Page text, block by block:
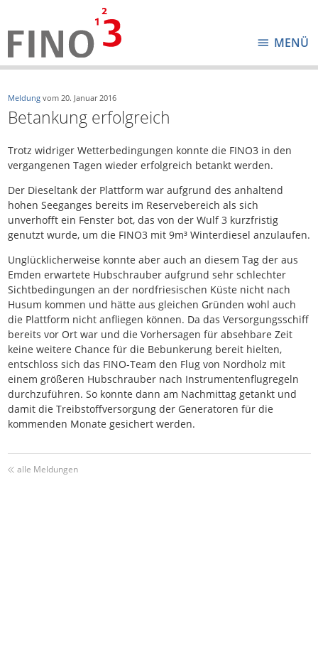
MENÜ
Meldungvom 20. Januar 2016
Betankung erfolgreich
Trotz widriger Wetterbedingungen konnte die FINO3 in den
vergangenen Tagen wieder erfolgreich betankt werden.
Der Dieseltank der Plattform war aufgrund des anhaltend
hohen Seeganges bereits im Reservebereich als sich
unverhofft ein Fenster bot, das von der Wulf 3 kurzfristig
genutzt wurde, um die FINO3 mit 9m³ Winterdiesel anzulaufen.
Unglücklicherweise konnte aber auch an diesem Tag der aus
Emden erwartete Hubschrauber aufgrund sehr schlechter
Sichtbedingungen an der nordfriesischen Küste nicht nach
Husum kommen und hätte aus gleichen Gründen wohl auch
die Plattform nicht anfliegen können. Da das Versorgungsschiff
bereits vor Ort war und die Vorhersagen für absehbare Zeit
keine weitere Chance für die Bebunkerung bereit hielten,
entschloss sich das FINO-Team den Flug von Nordholz mit
einem größeren Hubschrauber nach Instrumentenflugregeln
durchzuführen. So konnte dann am Nachmittag getankt und
damit die Treibstoffversorgung der Generatoren für die
kommenden Monate gesichert werden.
alle Meldungen